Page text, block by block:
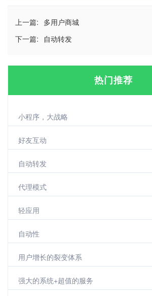
上一篇: 多用户商城
下一篇:
自动转发
热门推荐
小程序，大战略
好友互动
自动转发
代理模式
轻应用
自动性
用户增长的裂变体系
强大的系统+超值的服务